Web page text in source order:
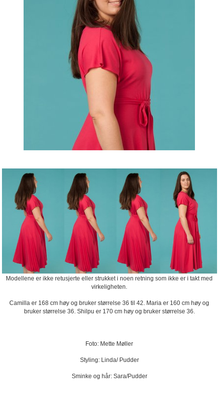
Modellene er ikke retusjerte eller strukket i noen retning som ikke er i takt med
virkeligheten.
Camilla er 168 cm høy og bruker størrelse 36 til 42. Maria er 160 cm høy og
bruker størrelse 36. Shilpu er 170 cm høy og bruker størrelse 36.
Foto: Mette Møller
Styling: Linda/ Pudder
Sminke og hår: Sara/Pudder